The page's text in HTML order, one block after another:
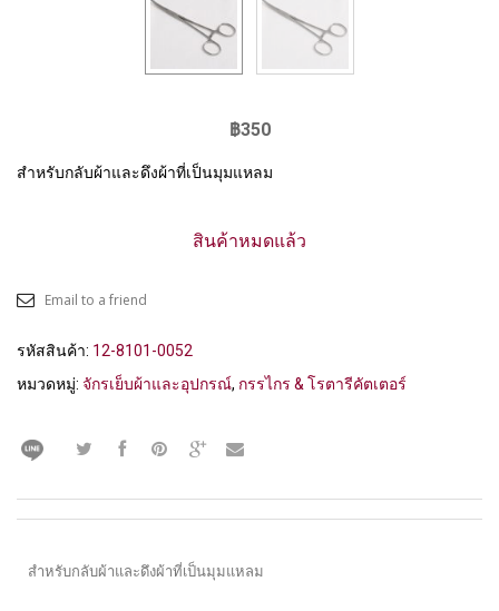
฿350
สำหรับกลับผ้าและดึงผ้าที่เป็นมุมแหลม
สินค้าหมดแล้ว
Email to a friend
รหัสสินค้า: 12-8101-0052
หมวดหมู่: จักรเย็บผ้าและอุปกรณ์, กรรไกร & โรตารีคัตเตอร์
สำหรับกลับผ้าและดึงผ้าที่เป็นมุมแหลม